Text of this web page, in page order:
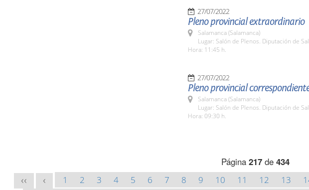
27/07/2022
Pleno provincial extraordinario
Salamanca (Salamanca)
Lugar: Salón de Plenos. Diputación de
Hora: 11:45 h.
27/07/2022
Pleno provincial
Salamanca (Salamanca)
Lugar: Salón de Plenos. Diputación de
Hora: 09:30 h.
Página 217de 434
<< < 1 2 3 4 5 6 7 8 9 10 11 12 13